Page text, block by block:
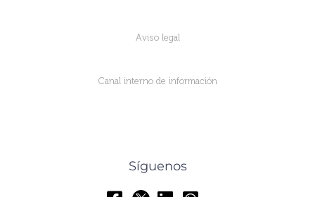
Aviso legal
Canal interno de información
Síguenos